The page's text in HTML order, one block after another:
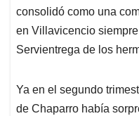
consolidó como una
en Villavicencio
Servientrega de los
Ya en el segundo
de Chaparro había